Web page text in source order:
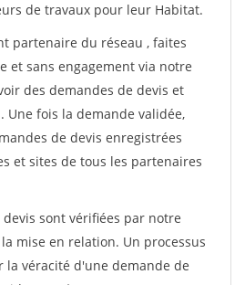
de travaux pour leur Habitat.
partenaire du réseau , faites
et sans engagement via notre
des demandes de devis et
Une fois la demande validée,
de devis enregistrées
et sites de tous les partenaires
sont vérifiées par notre
mise en relation. Un processus
véracité d'une demande de